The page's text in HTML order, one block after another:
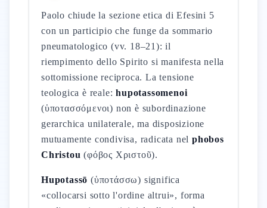
Paolo chiude la sezione etica di Efesini 5
con un participio che funge da sommario
pneumatologico (vv. 18–21): il
riempimento dello Spirito si manifesta nella
sottomissione reciproca. La tensione
teologica è reale:hupotassomenoi
(ὑποτασσόμενοι) non è subordinazione
gerarchica unilaterale, ma disposizione
mutuamente condivisa, radicata nelphobos
Christou (φόβος Χριστοῦ).
Hupotassō (ὑποτάσσω) significa
«collocarsi sotto l'ordine altrui», forma